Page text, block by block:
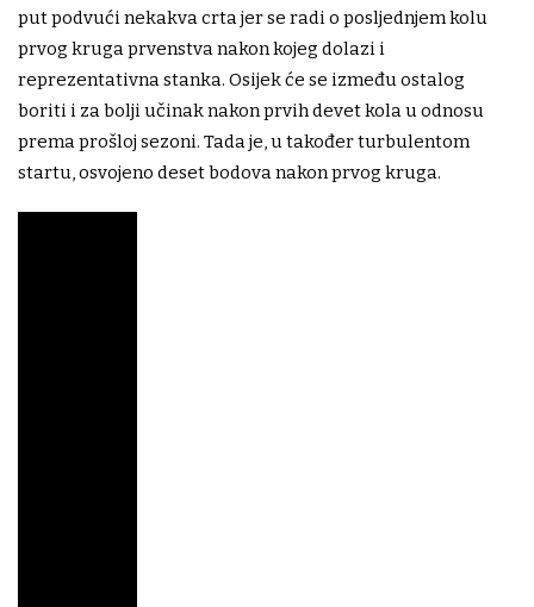
put podvući nekakva crta jer se radi o posljednjem kolu
prvog kruga prvenstva nakon kojeg dolazi i
reprezentativna stanka. Osijek će se između ostalog
boriti i za bolji učinak nakon prvih devet kola u odnosu
prema prošloj sezoni. Tada je, u također turbulentom
startu, osvojeno deset bodova nakon prvog kruga.